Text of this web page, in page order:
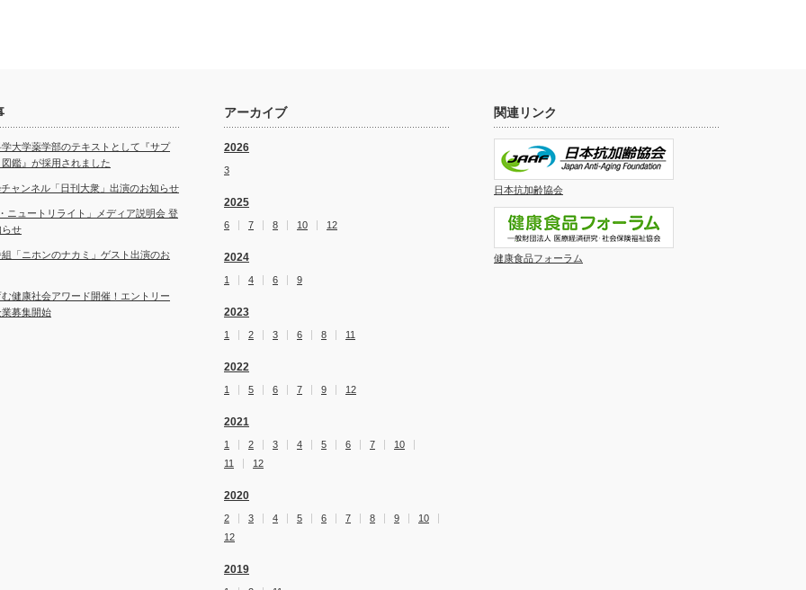
大学薬学部のテキストとして『サプ
図鑑』が採用されました
ャンネル「日刊大衆」出演のお知らせ
ニュートリライト」メディア説明会 登
らせ
組「ニホンのナカミ」ゲスト出演のお
健康社会アワード開催！エントリー
業募集開始
アーカイブ
2026
3
2025
6 7 8 10 12
2024
1 4 6 9
2023
1 2 3 6 8 11
2022
1 5 6 7 9 12
2021
1 2 3 4 5 6 7
10
11
12
2020
2 3 4 5 6 7 8 9
10
12
2019
関連リンク
日本抗加齢協会
健康食品フォーラム